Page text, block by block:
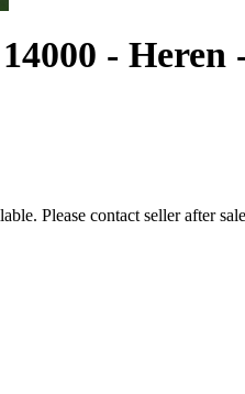
- Heren
Please contact seller after